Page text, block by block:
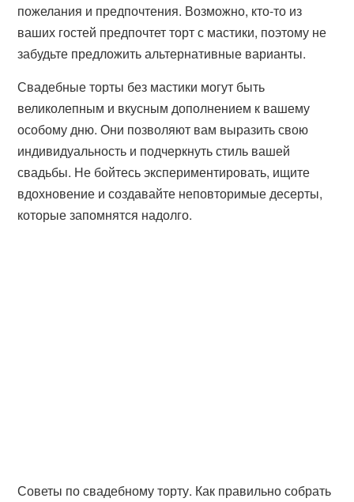
пожелания и предпочтения. Возможно, кто-то из
ваших гостей предпочтет торт с мастики, поэтому не
забудьте предложить альтернативные варианты.
Свадебные торты без мастики могут быть
великолепным и вкусным дополнением к вашему
особому дню. Они позволяют вам выразить свою
индивидуальность и подчеркнуть стиль вашей
свадьбы. Не бойтесь экспериментировать, ищите
вдохновение и создавайте неповторимые десерты,
которые запомнятся надолго.
Советы по свадебному торту. Как правильно собрать